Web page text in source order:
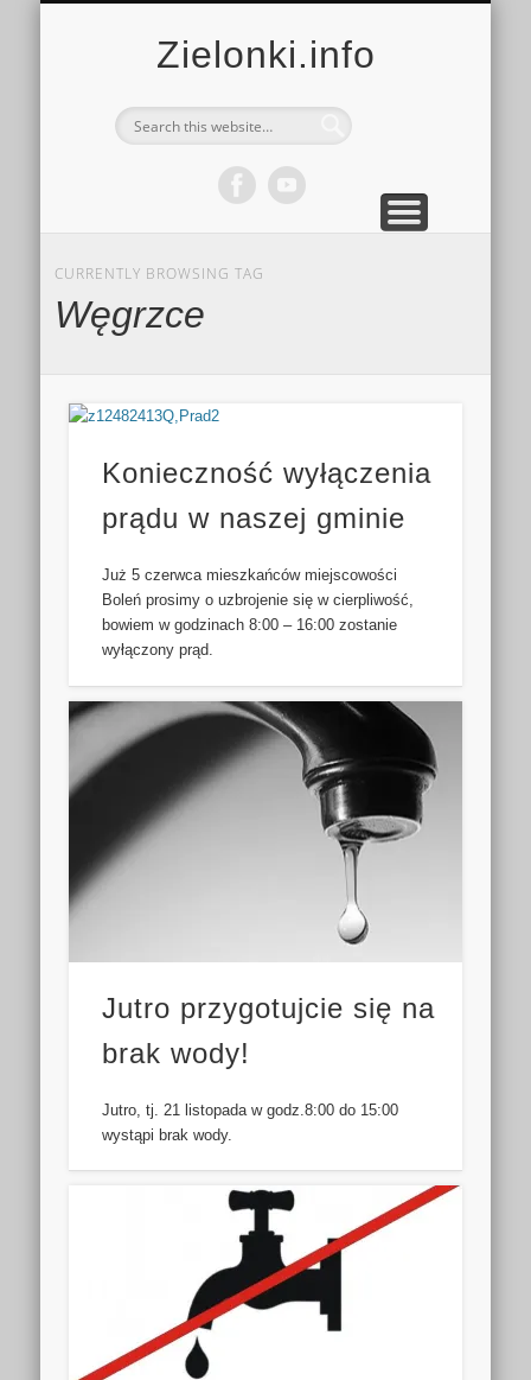
Zielonki.info
CURRENTLY BROWSING TAG
Węgrzce
Konieczność wyłączenia
prądu w naszej gminie
Już 5 czerwca mieszkańców miejscowości
Boleń prosimy o uzbrojenie się w cierpliwość,
bowiem w godzinach 8:00 – 16:00 zostanie
wyłączony prąd.
Jutro przygotujcie się na
brak wody!
Jutro, tj. 21 listopada w godz.8:00 do 15:00
wystąpi brak wody.